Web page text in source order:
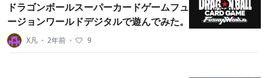
ドラゴンボールスーパーカードゲームフュ
ージョンワールドデジタルで遊んでみた。
X凡 ・ 2年前 ・ 9